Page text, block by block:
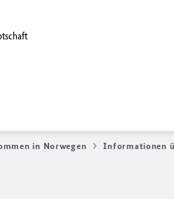
in Norwegen Informationen